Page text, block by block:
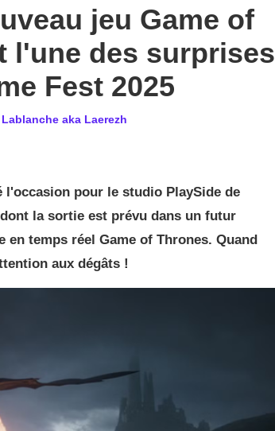
jeu Game of
l'une des surprises
Fest 2025
aka Laerezh
l'occasion pour le studio PlaySide de
la sortie est prévu dans un futur
en temps réel Game of Thrones. Quand
aux dégâts !